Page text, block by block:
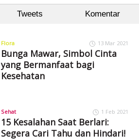
Tweets Komentar
Flora 13 Mar 2021
Bunga Mawar, Simbol Cinta
yang Bermanfaat bagi
Kesehatan
Sehat 1 Feb 2021
15 Kesalahan Saat Berlari:
Segera Cari Tahu dan Hindari!